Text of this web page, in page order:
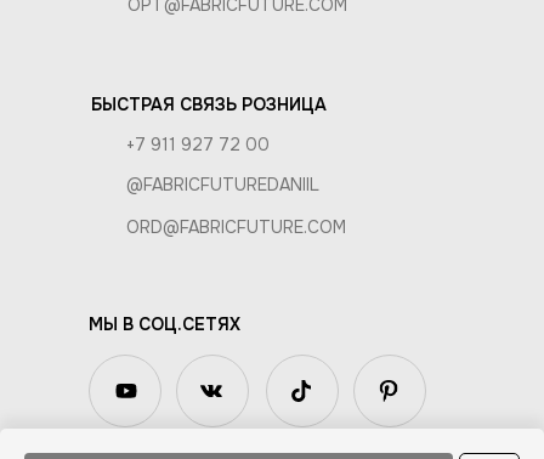
БЫСТРАЯ СВЯЗЬ РОЗНИЦА
МЫ В СОЦ.СЕТЯХ
+7 911 927 72 00
@FABRICFUTUREDANIIL
ORD@FABRICFUTURE.COM